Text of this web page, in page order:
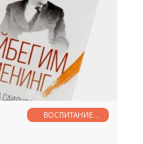
ВОСПИТАНИЕ
МОЛОДЕЖИ —